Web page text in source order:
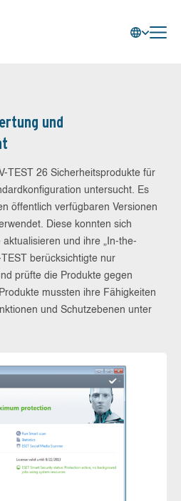
und
TEST 26 Sicherheitsprodukte für
untersucht. Es
öffentlich verfügbaren Versionen
Diese konnten sich
und ihre „In-the-
berücksichtigte nur
prüfte die Produkte gegen
mussten ihre Fähigkeiten
und Schutzebenen unter